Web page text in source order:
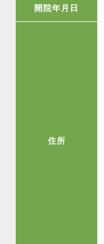
開院年月日
住所